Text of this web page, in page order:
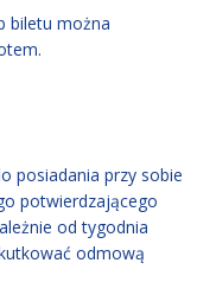
biletu można
posiadania przy sobie
potwierdzającego
od tygodnia
odmową